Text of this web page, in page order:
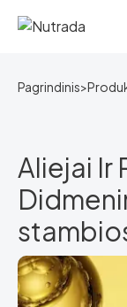
Pagrindinis
Pagrindinis>
Aliejai Ir